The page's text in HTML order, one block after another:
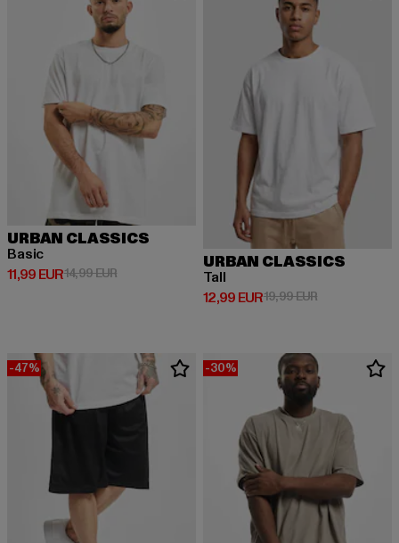
URBAN CLASSICS
Basic
11,99 EUR
Derzeitiger Preis: 11,99 EUR
14,99 EURAktionspreis: 14,99 EUR
URBAN CLASSICS
Tall
12,99 EUR
Derzeitiger Preis: 12,99 EUR
19,99 EURAktionspreis:
-47% -30%